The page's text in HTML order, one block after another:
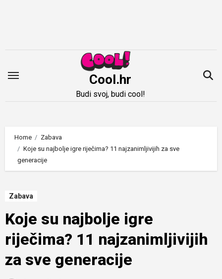
Cool.hr
Budi svoj, budi cool!
Home
Zabava
Koje su najbolje igre riječima? 11 najzanimljivijih za sve
generacije
Zabava
Koje su najbolje igre
riječima? 11 najzanimljivijih
za sve generacije